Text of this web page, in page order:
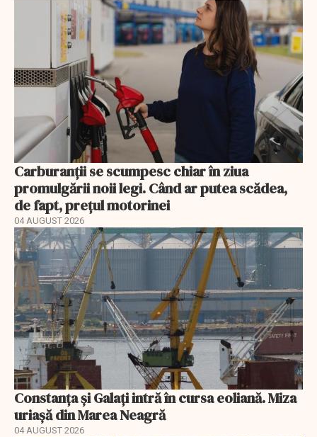
Carburanții se scumpesc chiar în ziua
promulgării noii legi. Când ar putea scădea,
de fapt, prețul motorinei
04 AUGUST 2026
Constanța și Galați intră în cursa eoliană. Miza
uriașă din Marea Neagră
04 AUGUST 2026